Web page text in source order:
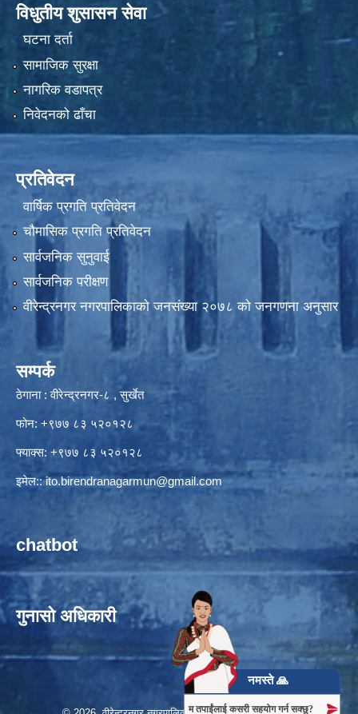
विधुतीय शुसासन सेवा
घटना दर्ता
सामाजिक सुरक्षा
नागरिक वडापत्र
निवेदनको ढाँचा
प्रतिवेदन
वार्षिक प्रगति प्रतिवेदन
चौमासिक प्रगति प्रतिवेदन
सार्वजनिक सुनुवाई
सार्वजनिक परीक्षण
वीरेन्द्रनगर नगरपालिकाकाे जनसंख्या २०७८ काे जनगणना अनुसार
सम्पर्क
ठेगाना : वीरेन्द्रनगर-८ , सुर्खेत
फोन: +९७७ ८३ ५२०१२८
फ्याक्स: +९७७ ८३ ५२०१२८
इमेल::ito.birendranagarmun@gmail.com
chatbot
गुनासो अधिकारी
नमस्ते 🙏
म तपाईंलाई कसरी सहयोग गर्न सक्छु?